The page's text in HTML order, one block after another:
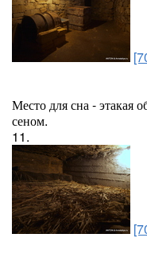
Место для сна - этакая
сеном.
11.